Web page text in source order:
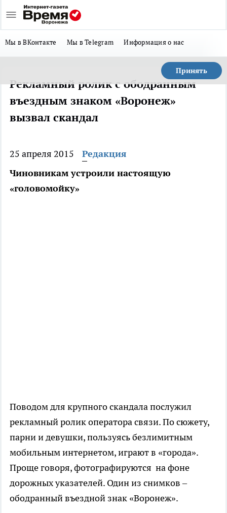
Мы в ВКонтакте Мы в Telegram Информация о нас
Принять
Рекламный ролик с ободранным
въездным знаком «Воронеж»
вызвал скандал
25 апреля 2015
Редакция
Чиновникам устроили настоящую
«головомойку»
Поводом для крупного скандала послужил
рекламный ролик оператора связи. По сюжету,
парни и девушки, пользуясь безлимитным
мобильным интернетом, играют в «города».
Проще говоря, фотографируются на фоне
дорожных указателей. Один из снимков –
ободранный въездной знак «Воронеж».